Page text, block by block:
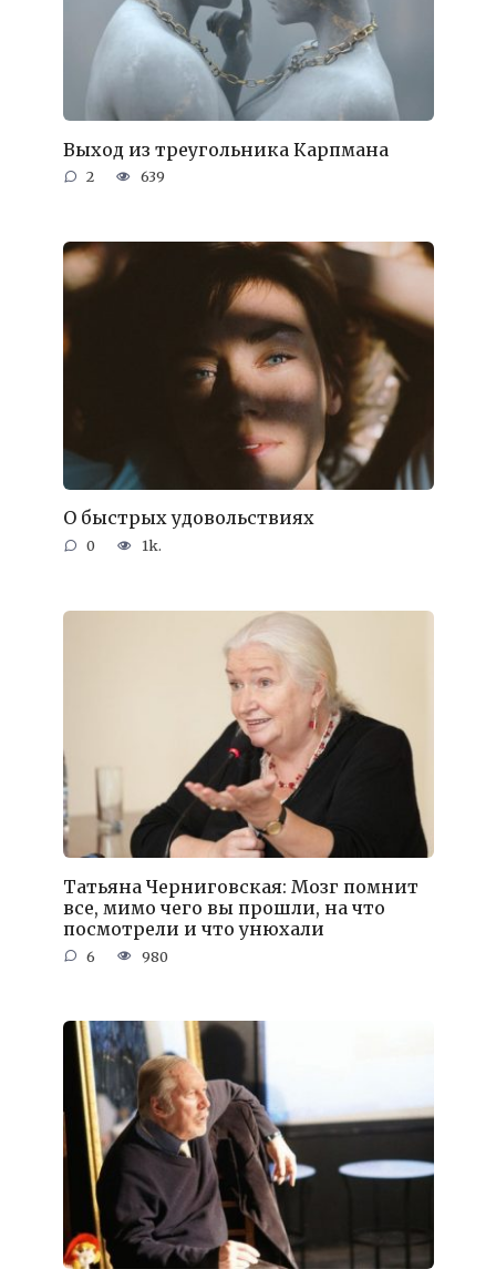
Выход из треугольника Карпмана
2 639
О быстрых удовольствиях
0 1k.
Татьяна Черниговская: Мозг помнит
все, мимо чего вы прошли, на что
посмотрели и что унюхали
6 980